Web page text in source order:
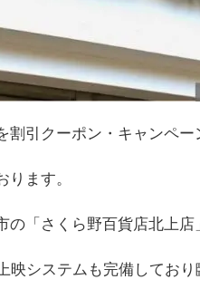
割引クーポン・キャンペー
ります。
の「さくら野百貨店北上店
映システムも完備してお